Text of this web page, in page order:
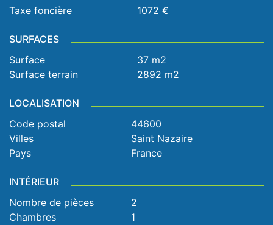
Taxe foncière
1072 €
SURFACES
Surface
37 m2
Surface terrain
2892 m2
LOCALISATION
Code postal
44600
Villes
Saint Nazaire
Pays
France
INTÉRIEUR
Nombre de pièces
2
Chambres
1